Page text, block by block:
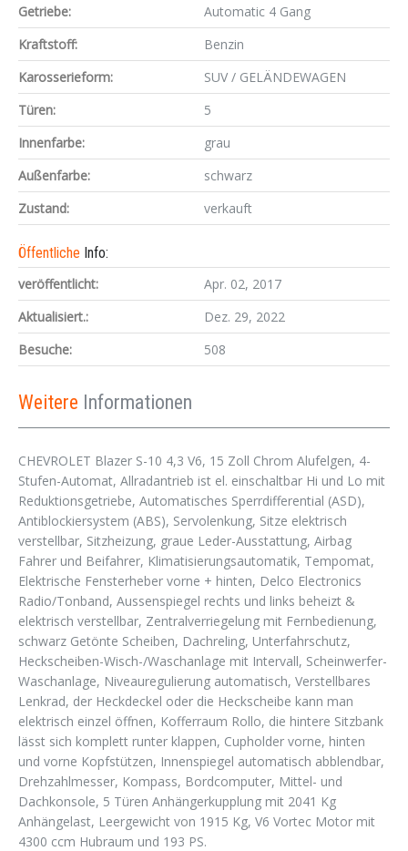
Getriebe:
Automatic 4 Gang
Kraftstoff:
Benzin
Karosserieform:
SUV / GELÄNDEWAGEN
Türen:
5
Innenfarbe:
grau
Außenfarbe:
schwarz
Zustand:
verkauft
Öffentliche Info:
veröffentlicht:
Apr. 02, 2017
Aktualisiert.:
Dez. 29, 2022
Besuche:
508
Weitere Informationen
CHEVROLET Blazer S-10 4,3 V6, 15 Zoll Chrom Alufelgen, 4-
Stufen-Automat, Allradantrieb ist el. einschaltbar Hi und Lo mit
Reduktionsgetriebe, Automatisches Sperrdifferential (ASD),
Antiblockiersystem (ABS), Servolenkung, Sitze elektrisch
verstellbar, Sitzheizung, graue Leder-Ausstattung, Airbag
Fahrer und Beifahrer, Klimatisierungsautomatik, Tempomat,
Elektrische Fensterheber vorne + hinten, Delco Electronics
Radio/Tonband, Aussenspiegel rechts und links beheizt &
elektrisch verstellbar, Zentralverriegelung mit Fernbedienung,
schwarz Getönte Scheiben, Dachreling, Unterfahrschutz,
Heckscheiben-Wisch-/Waschanlage mit Intervall, Scheinwerfer-
Waschanlage, Niveauregulierung automatisch, Verstellbares
Lenkrad, der Heckdeckel oder die Heckscheibe kann man
elektrisch einzel öffnen, Kofferraum Rollo, die hintere Sitzbank
lässt sich komplett runter klappen, Cupholder vorne, hinten
und vorne Kopfstützen, Innenspiegel automatisch abblendbar,
Drehzahlmesser, Kompass, Bordcomputer, Mittel- und
Dachkonsole, 5 Türen Anhängerkupplung mit 2041 Kg
Anhängelast, Leergewicht von 1915 Kg, V6 Vortec Motor mit
4300 ccm Hubraum und 193 PS.